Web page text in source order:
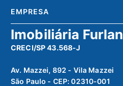
EMPRESA
Imobiliária Furlan
CRECI/SP 43.568-J
Av. Mazzei, 892 - Vila Mazzei
São Paulo - CEP: 02310-001